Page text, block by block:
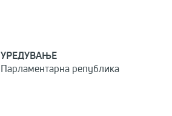
УРЕДУВАЊЕ
Парламентарна република